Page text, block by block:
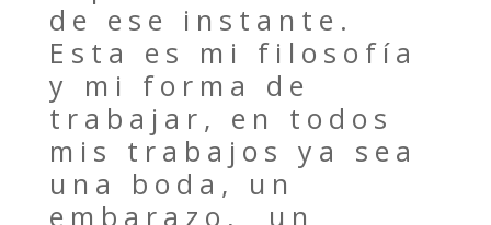
de ese instante.
Esta es mi filosofía
y mi forma de
trabajar, en todos
mis trabajos ya sea
una boda, un
embarazo, un